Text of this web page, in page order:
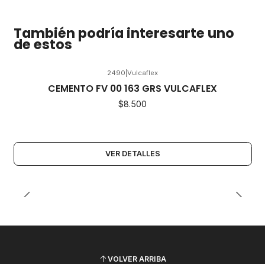
También podría interesarte uno
de estos
2490 Vulcaflex
CEMENTO FV 00 163 GRS VULCAFLEX
$8.500
VER DETALLES
VOLVER ARRIBA